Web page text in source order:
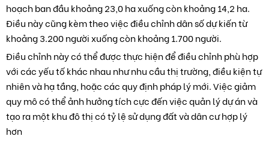
hoạch ban đầu khoảng 23,0 ha xuống còn khoảng 14,2 ha.
Điều này cũng kèm theo việc điều chỉnh dân số dự kiến từ
khoảng 3.200 người xuống còn khoảng 1.700 người.
Điều chỉnh này có thể được thực hiện để điều chỉnh phù hợp
với các yếu tố khác nhau như nhu cầu thị trường, điều kiện tự
nhiên và hạ tầng, hoặc các quy định pháp lý mới. Việc giảm
quy mô có thể ảnh hưởng tích cực đến việc quản lý dự án và
tạo ra một khu đô thị có tỷ lệ sử dụng đất và dân cư hợp lý
hơn